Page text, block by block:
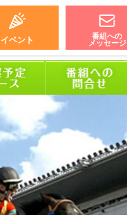
イベント
番組への
メッセージ